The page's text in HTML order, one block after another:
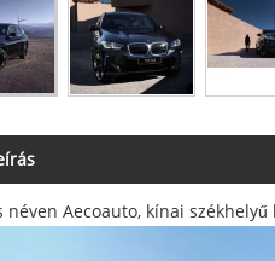
néven Aecoauto, kínai